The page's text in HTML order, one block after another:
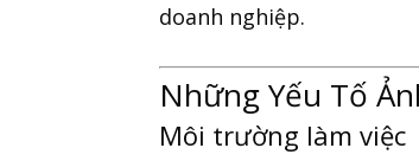
doanh nghiệp.
Những Yếu Tố
Môi trường làm việc